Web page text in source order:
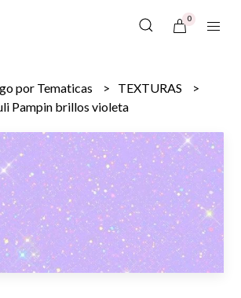
0
por Tematicas
TEXTURAS
Pampin brillos violeta